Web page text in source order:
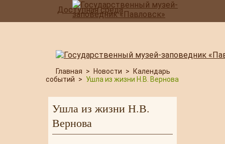
Доступная среда
Главная > Новости >
Календарь
событий > Ушла из жизни Н.В. Вернова
Ушла из жизни Н.В.
Вернова